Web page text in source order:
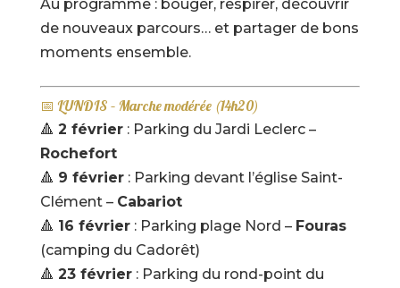
Au programme : bouger, respirer, découvrir
de nouveaux parcours… et partager de bons
moments ensemble.
📅 LUNDIS – Marche modérée (14h20)
🔺 2 février: Parking du Jardi Leclerc –
Rochefort
🔺 9 février: Parking devant l’église Saint-
Clément – Cabariot
🔺 16 février: Parking plage Nord – Fouras
(camping du Cadorêt)
🔺 23 février: Parking du rond-point du